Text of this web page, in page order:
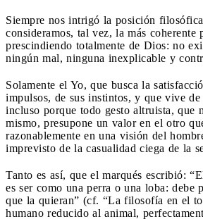
Siempre nos intrigó la posición
consideramos, tal vez, la más
prescindiendo totalmente de Dios: no
ningún mal, ninguna inexplicable y
Solamente el Yo, que busca la
impulsos, de sus instintos, y que vive
incluso porque todo gesto altruista, que
mismo, presupone un valor en el otro
razonablemente en una visión del
imprevisto de la casualidad ciega de la
Tanto es así, que el marqués escribió:
es ser como una perra o una loba: debe
que la quieran” (cf. “La filosofía en el
humano reducido al animal,